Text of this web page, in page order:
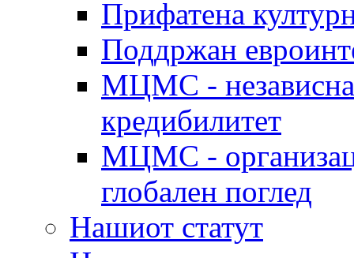
Прифатена
Поддржан
МЦМС - независна
кредибилитет
МЦМС -
глобален поглед
Нашиот статут